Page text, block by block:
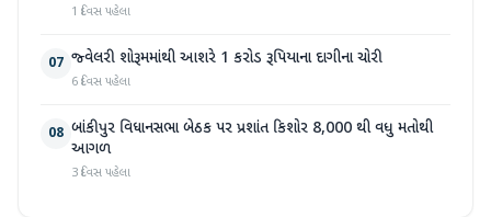
1 દિવસ પહેલા
07 જ્વેલરી શોરૂમમાંથી આશરે 1 કરોડ રૂપિયાના દાગીના ચોરી
6 દિવસ પહેલા
08 બાંકીપુર વિધાનસભા બેઠક પર પ્રશાંત કિશોર 8,000 થી વધુ મતોથી
આગળ
3 દિવસ પહેલા